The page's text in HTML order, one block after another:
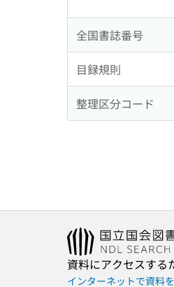
全国書誌番号
目録規則
整理区分コード
資料にアクセスする
インターネットで資料